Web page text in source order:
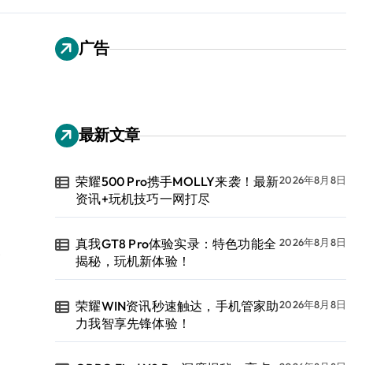
广告
最新文章
荣耀500 Pro携手MOLLY来袭！最新
资讯+玩机技巧一网打尽
2026年8月8日
真我GT8 Pro体验实录：特色功能全
揭秘，玩机新体验！
2026年8月8日
荣耀WIN资讯秒速触达，手机管家助
力我智享先锋体验！
2026年8月8日